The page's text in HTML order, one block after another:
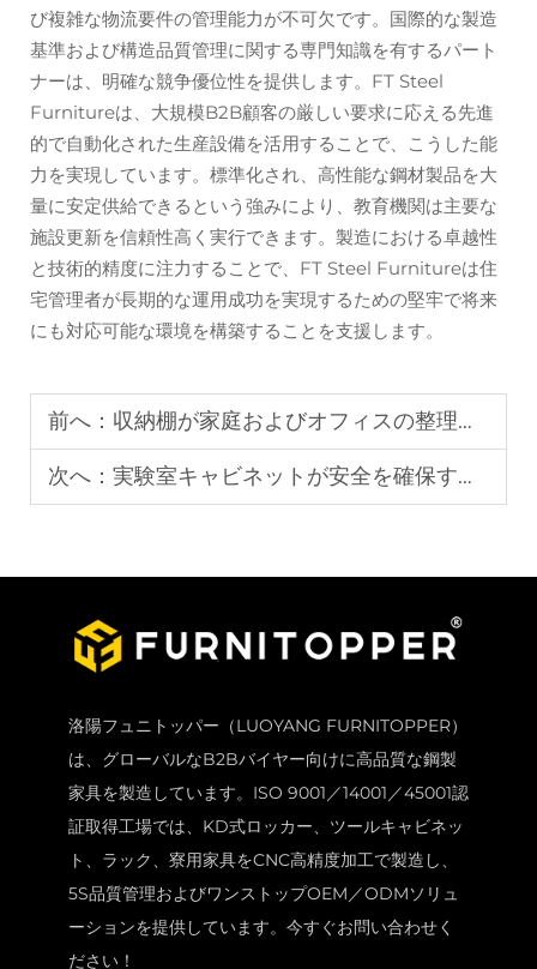
び複雑な物流要件の管理能力が不可欠です。国際的な製造
基準および構造品質管理に関する専門知識を有するパート
ナーは、明確な競争優位性を提供します。FT Steel
Furnitureは、大規模B2B顧客の厳しい要求に応える先進
的で自動化された生産設備を活用することで、こうした能
力を実現しています。標準化され、高性能な鋼材製品を大
量に安定供給できるという強みにより、教育機関は主要な
施設更新を信頼性高く実行できます。製造における卓越性
と技術的精度に注力することで、FT Steel Furnitureは住
宅管理者が長期的な運用成功を実現するための堅牢で将来
にも対応可能な環境を構築することを支援します。
前へ： 収納棚が家庭およびオフィスの整理整頓において重要な理由
次へ： 実験室キャビネットが安全を確保するために満たすべき仕様とは？
洛陽フュニトッパー（LUOYANG FURNITOPPER）
は、グローバルなB2Bバイヤー向けに高品質な鋼製
家具を製造しています。ISO 9001／14001／45001認
証取得工場では、KD式ロッカー、ツールキャビネッ
ト、ラック、寮用家具をCNC高精度加工で製造し、
5S品質管理およびワンストップOEM／ODMソリュ
ーションを提供しています。今すぐお問い合わせく
ださい！